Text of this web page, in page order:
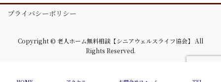
プライバシーポリシー
Copyright © 老人ホーム無料相談【シニアウェルスライフ協会】 All
Rights Reserved.